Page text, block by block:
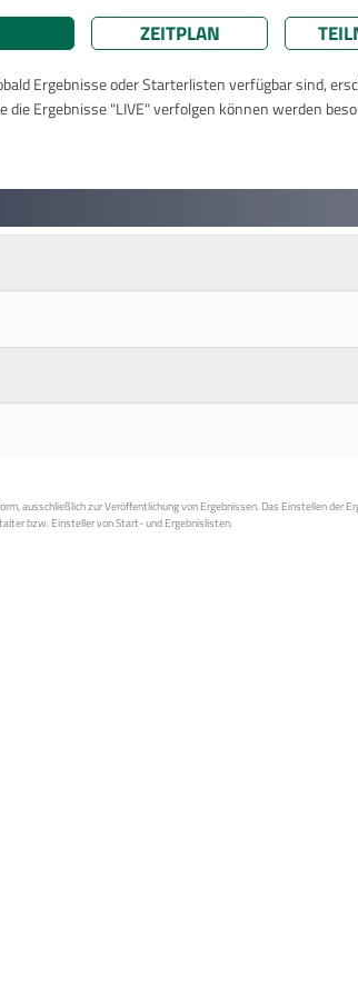
ZEITPLAN
Ergebnisse oder Starterlisten verfügbar sind,
Ergebnisse "LIVE" verfolgen können werden
ausschließlich zur Veröffentlichung von Ergebnissen. Das Einstellen der
bzw. Einsteller von Start- und Ergebnislisten.